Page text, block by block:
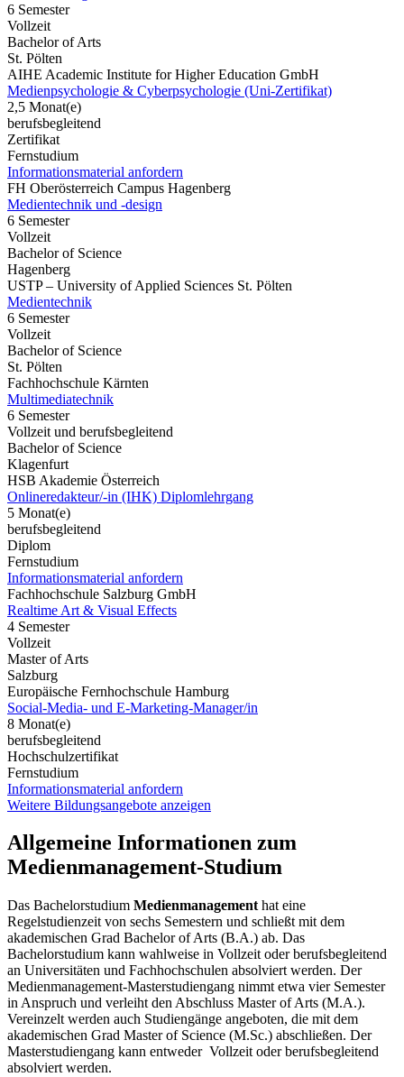
6 Semester
Vollzeit
Bachelor of Arts
St. Pölten
AIHE Academic Institute for Higher Education GmbH
Medienpsychologie & Cyberpsychologie (Uni-Zertifikat)
2,5 Monat(e)
berufsbegleitend
Zertifikat
Fernstudium
Informationsmaterial anfordern
FH Oberösterreich Campus Hagenberg
Medientechnik und -design
6 Semester
Vollzeit
Bachelor of Science
Hagenberg
USTP – University of Applied Sciences St. Pölten
Medientechnik
6 Semester
Vollzeit
Bachelor of Science
St. Pölten
Fachhochschule Kärnten
Multimediatechnik
6 Semester
Vollzeit und berufsbegleitend
Bachelor of Science
Klagenfurt
HSB Akademie Österreich
Onlineredakteur/-in (IHK) Diplomlehrgang
5 Monat(e)
berufsbegleitend
Diplom
Fernstudium
Informationsmaterial anfordern
Fachhochschule Salzburg GmbH
Realtime Art & Visual Effects
4 Semester
Vollzeit
Master of Arts
Salzburg
Europäische Fernhochschule Hamburg
Social-Media- und E-Marketing-Manager/in
8 Monat(e)
berufsbegleitend
Hochschulzertifikat
Fernstudium
Informationsmaterial anfordern
Weitere Bildungsangebote anzeigen
Allgemeine Informationen zum
Medienmanagement-Studium
Das Bachelorstudium Medienmanagement hat eine
Regelstudienzeit von sechs Semestern und schließt mit dem
akademischen Grad Bachelor of Arts (B.A.) ab. Das
Bachelorstudium kann wahlweise in Vollzeit oder berufsbegleitend
an Universitäten und Fachhochschulen absolviert werden. Der
Medienmanagement-Masterstudiengang nimmt etwa vier Semester
in Anspruch und verleiht den Abschluss Master of Arts (M.A.).
Vereinzelt werden auch Studiengänge angeboten, die mit dem
akademischen Grad Master of Science (M.Sc.) abschließen. Der
Masterstudiengang kann entweder Vollzeit oder berufsbegleitend
absolviert werden.